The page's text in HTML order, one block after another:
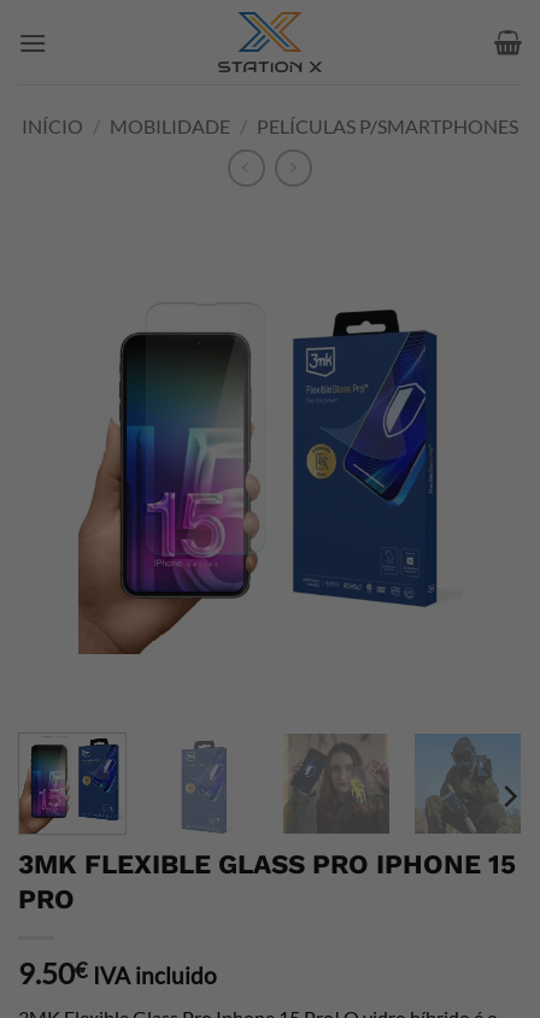
INÍCIO / MOBILIDADE / PELÍCULAS P/SMARTPHONES
3MK FLEXIBLE GLASS PRO IPHONE 15
PRO
9.50€ IVA incluido